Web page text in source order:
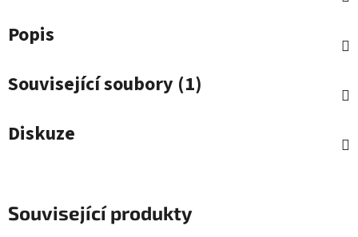
Popis
Související soubory (1)
Diskuze
Související produkty